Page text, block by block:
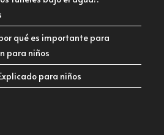
qué es importante para
para niños
para niños